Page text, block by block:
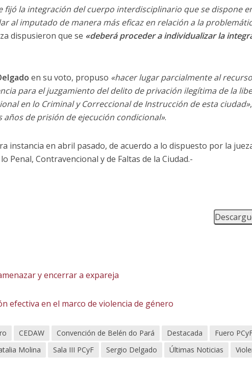
fijó la integración del cuerpo interdisciplinario que se dispone
al imputado de manera más eficaz en relación a la
dispusieron que se «deberá proceder a individualizar la
en su voto, propuso «hacer lugar parcialmente al
para el juzgamiento del delito de privación ilegítima de la
en lo Criminal y Correccional de Instrucción de esta ciudad»
de prisión de ejecución condicional».
instancia en abril pasado, de acuerdo a lo dispuesto por la
Penal, Contravencional y de Faltas de la Ciudad.-
y encerrar a expareja
efectiva en el marco de violencia de género
CEDAW Convención de Belén do Pará Destacada
Fuero
Molina Sala III PCyF Sergio Delgado Últimas Noticias